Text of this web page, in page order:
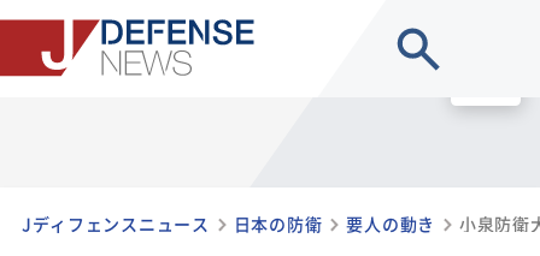
Jディフェンスニュース 日本の防衛 要人の動き